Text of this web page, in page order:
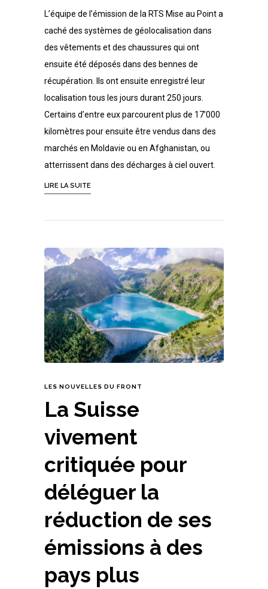
L’équipe de l’émission de la RTS Mise au Point a
caché des systèmes de géolocalisation dans
des vêtements et des chaussures qui ont
ensuite été déposés dans des bennes de
récupération. Ils ont ensuite enregistré leur
localisation tous les jours durant 250 jours.
Certains d’entre eux parcourent plus de 17’000
kilomètres pour ensuite être vendus dans des
marchés en Moldavie ou en Afghanistan, ou
atterrissent dans des décharges à ciel ouvert.
LIRE LA SUITE
LES NOUVELLES DU FRONT
La Suisse
vivement
critiquée pour
déléguer la
réduction de ses
émissions à des
pays plus